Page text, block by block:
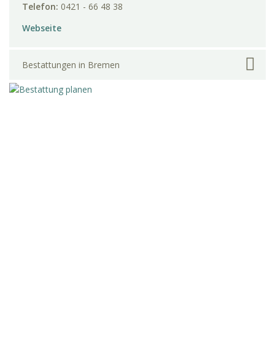
Telefon: 0421 - 66 48 38
Webseite
Bestattungen in Bremen